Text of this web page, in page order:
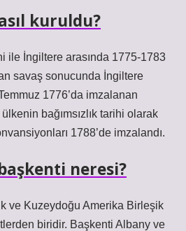
kuruldu?
ile İngiltere arasında 1775-1783
savaş sonucunda İngiltere
1776’da imzalanan
bağımsızlık tarihi olarak
1788’de imzalandı.
neresi?
ve Kuzeydoğu Amerika Birleşik
biridir. Başkenti Albany ve